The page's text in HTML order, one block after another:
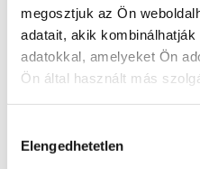
megosztjuk az Ön
adatait, akik
adatokkal, amelyeket Ön
Ön által használt más
kiválasztása
Elengedhetetlen
Compliance
EU jog
Fogyasztóvédelem
Ingatlanjog
Irodai hírek